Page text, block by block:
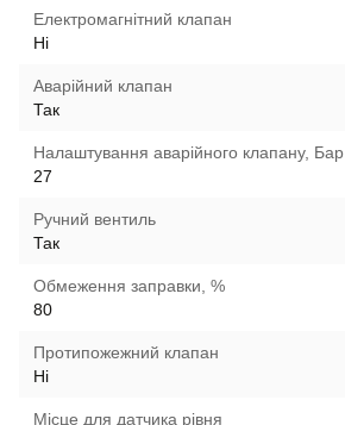
Електромагнітний клапан
Ні
Аварійний клапан
Так
Налаштування аварійного клапану, Бар
27
Ручний вентиль
Так
Обмеження заправки, %
80
Протипожежний клапан
Ні
Місце для датчика рівня